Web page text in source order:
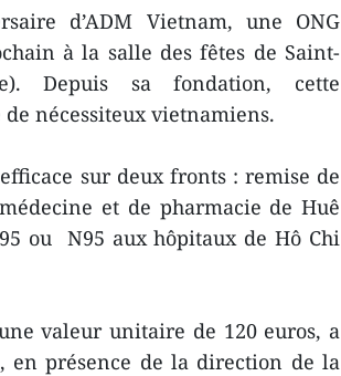
d’ADM Vietnam, une ONG
à la salle des fêtes de Saint-
Depuis sa fondation, cette
nécessiteux vietnamiens.
sur deux fronts : remise de
et de pharmacie de Huê
ou N95 aux hôpitaux de Hô Chi
valeur unitaire de 120 euros, a
en présence de la direction de la